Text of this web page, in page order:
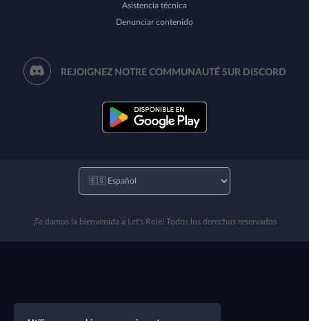
Asistencia técnica
Denunciar contenido
REJOIGNEZ NOTRE COMMUNAUTÉ SUR DISCORD
¡Te damos la bienvenida a Let's Role! Todos los derechos reservados